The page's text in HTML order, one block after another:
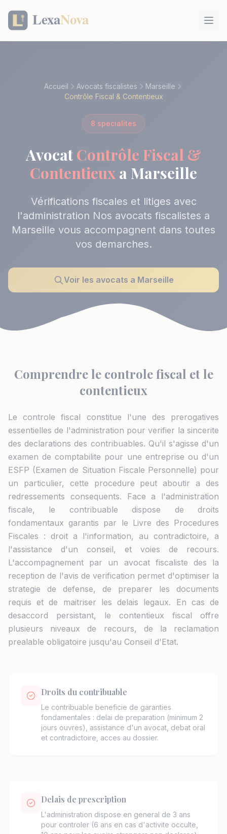
Accueil Avocats fiscalistes
Marseille
Contrôle Fiscal & Contentieux
8 specialites
Avocat Contrôle Fiscal &
Contentieux a Marseille
Vérifications fiscales et litiges avec
l'administration Nos avocats fiscalistes a
Marseille vous accompagnent dans toutes
vos demarches.
Voir les avocats a Marseille
Comprendre le controle fiscal et le
contentieux
Le controle fiscal constitue l'une des prerogatives
essentielles de l'administration pour verifier la sincerite
des declarations des contribuables. Qu'il s'agisse d'un
examen de comptabilite pour une entreprise ou d'un
ESFP (Examen de Situation Fiscale Personnelle) pour
un particulier, cette procedure peut aboutir a des
redressements consequents. Face a l'administration
fiscale, le contribuable dispose de droits
fondamentaux garantis par le Livre des Procedures
Fiscales : droit a l'information, au contradictoire, a
l'assistance d'un conseil, et voies de recours.
L'accompagnement par un avocat fiscaliste des la
reception de l'avis de verification permet d'optimiser la
strategie de defense, de preparer les documents
requis et de maitriser les delais legaux. En cas de
desaccord persistant, le contentieux fiscal offre
plusieurs niveaux de recours, de la reclamation
prealable obligatoire jusqu'au Conseil d'Etat.
Droits du contribuable
Le contribuable beneficie de garanties
fondamentales : delai de preparation (minimum 2
jours ouvres), assistance d'un avocat, debat oral
et contradictoire, acces au dossier.
Delais de prescription
L'administration dispose en general de 3 ans
pour controler (6 ans en cas d'activite occulte,